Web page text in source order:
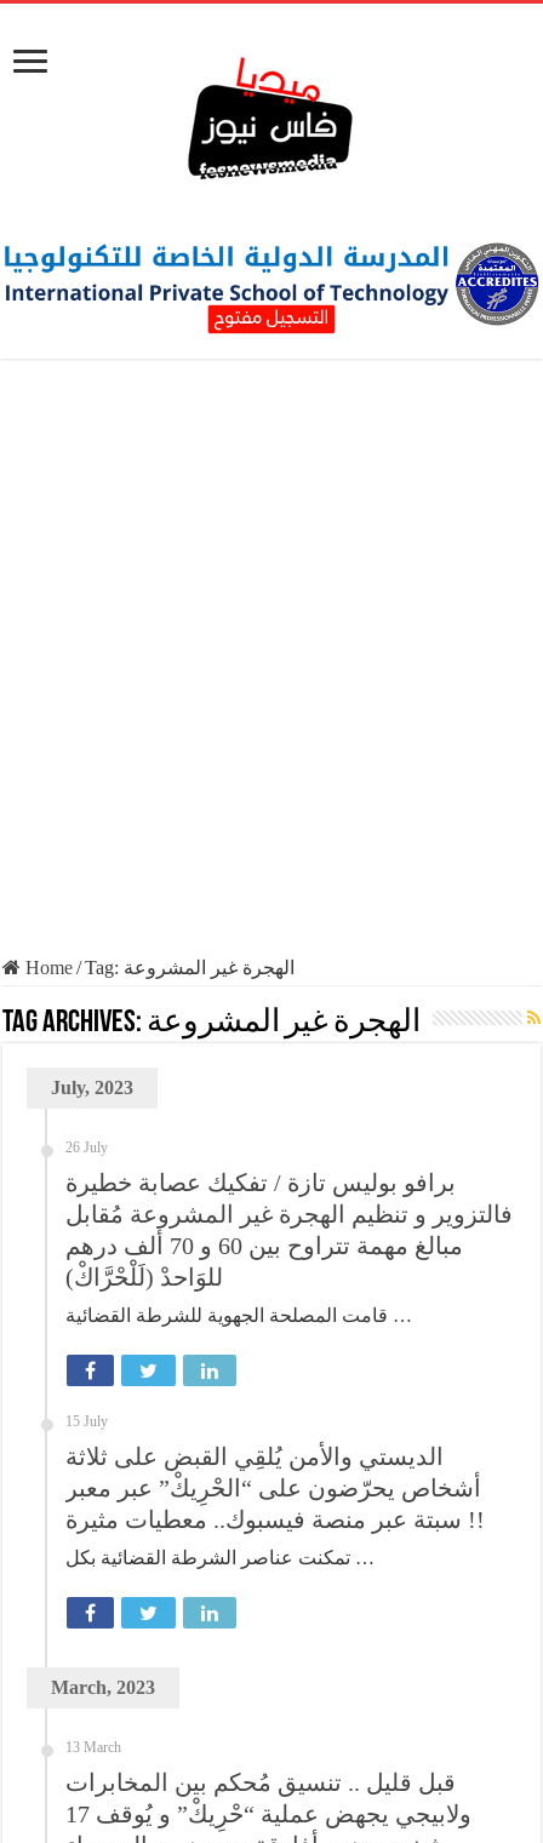
Home/Tag: الهجرة غير المشروعة
Tag Archives: الهجرة غير المشروعة
July, 2023
26 July
برافو بوليس تازة / تفكيك عصابة خطيرة
فالتزوير و تنظيم الهجرة غير المشروعة مُقابل
مبالغ مهمة تتراوح بين 60 و 70 ألف درهم
للوَاحدْ (لَلْحْرَّاكْ)
قامت المصلحة الجهوية للشرطة القضائية …
15 July
الديستي والأمن يُلقِي القبض على ثلاثة
أشخاص يحرّضون على “الحْرِيكْ” عبر معبر
سبتة عبر منصة فيسبوك.. معطيات مثيرة !!
تمكنت عناصر الشرطة القضائية بكل …
March, 2023
13 March
قبل قليل .. تنسيق مُحكم بين المخابرات
ولابيجي يجهض عملية “حْرِيكْ” و يُوقف 17